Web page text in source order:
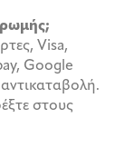
Visa,
Google
στους